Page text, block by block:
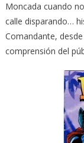
Moncada cuando
calle disparando…
Comandante,
comprensión del